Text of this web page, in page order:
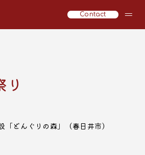
Contact
り
「どんぐりの森」（春日井市）